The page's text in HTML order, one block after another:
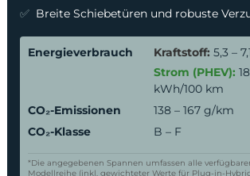
Breite Schiebetüren und robuste
Energieverbrauch Kraftstoff: 5,3 –
Strom (PHEV):
kWh/100 km
CO₂-Emissionen
138 – 167 g/km
CO₂-Klasse
B – F
*Die angegebenen Spannen umfassen alle
Modellreihe (inkl. gewichteter Werte für Plug-in-